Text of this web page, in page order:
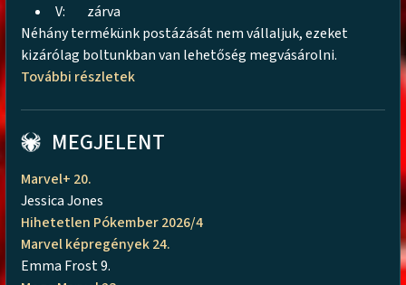
V:
zárva
Néhány termékünk postázását nem vállaljuk, ezeket
kizárólag boltunkban van lehetőség megvásárolni.
További részletek
MEGJELENT
Marvel+ 20.
Jessica Jones
Hihetetlen Pókember 2026/4
Marvel képregények 24.
Emma Frost 9.